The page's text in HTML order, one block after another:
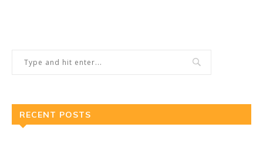
RECENT POSTS